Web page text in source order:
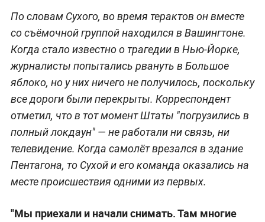
По словам Сухого, во время терактов он вместе
со съёмочной группой находился в Вашингтоне.
Когда стало известно о трагедии в Нью-Йорке,
журналисты попытались рвануть в Большое
яблоко, но у них ничего не получилось, поскольку
все дороги были перекрыты. Корреспондент
отметил, что в тот момент Штаты "погрузились в
полный локдаун" — не работали ни связь, ни
телевидение. Когда самолёт врезался в здание
Пентагона, то Сухой и его команда оказались на
месте происшествия одними из первых.
"Мы приехали и начали снимать. Там многие